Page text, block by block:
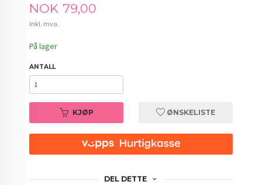
Pris
NOK 79,00
inkl. mva.
På lager
ANTALL
KJØP ØNSKELISTE
DEL DETTE